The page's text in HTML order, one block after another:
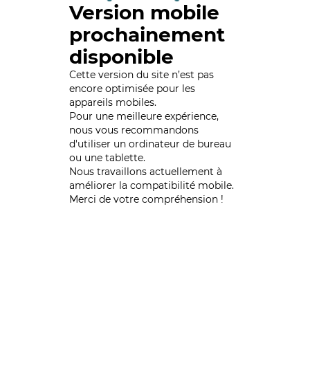
Version mobile
prochainement
disponible
Cette version du site n’est pas
encore optimisée pour les
appareils mobiles.
Pour une meilleure expérience,
nous vous recommandons
d'utiliser un ordinateur de bureau
ou une tablette.
Nous travaillons actuellement à
améliorer la compatibilité mobile.
Merci de votre compréhension !